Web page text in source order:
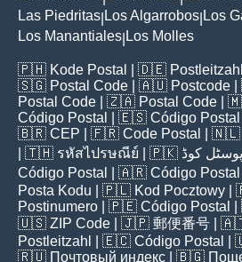
Las Piedritas Los Algarrobos Los
Los Manantiales Los Molles
🇵🇭 Kode Postal | 🇩🇪 Postleitzahl
🇸🇬 Postal Code | 🇦🇺 Postcode
Postal Code | 🇿🇦 Postal Code |
Código Postal
| 🇪🇸 Código Postal
🇧🇷 CEP | 🇫🇷 Code Postal | 🇳🇱
| 🇹🇭 รหัสไปรษณีย์ | 🇵🇰 پوسٹل کوڈ
Código Postal
| 🇦🇷 Código Postal
Posta Kodu | 🇵🇱 Kod Pocztowy |
Postinumero | 🇵🇪 Código Postal
🇺🇸 ZIP Code | 🇯🇵 郵便番号 |
Postleitzahl
| 🇪🇨 Código Postal |
🇷🇺 Почтовый индекс | 🇧🇬